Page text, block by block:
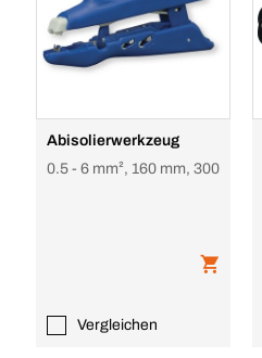
Abisolierwerkzeug
0.5 - 6 mm², 160 mm, 300
Vergleichen